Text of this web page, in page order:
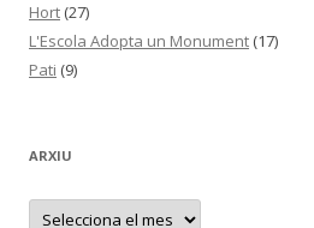
Hort (27)
L'Escola Adopta un Monument (17)
Pati (9)
ARXIU
A